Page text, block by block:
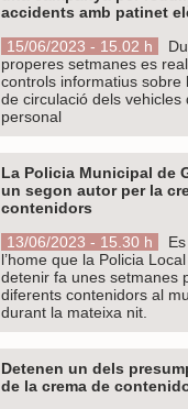
accidents amb patinet
15/06/2023 - 15.02 h
properes setmanes es
controls informatius sobre
de circulació dels vehicles
personal
La Policia Municipal de
un segon autor per la
contenidors
13/06/2023 - 15.30 h
l’home que la Policia
detenir fa unes setmanes
diferents contenidors al
durant la mateixa nit.
Detenen un dels
de la crema de